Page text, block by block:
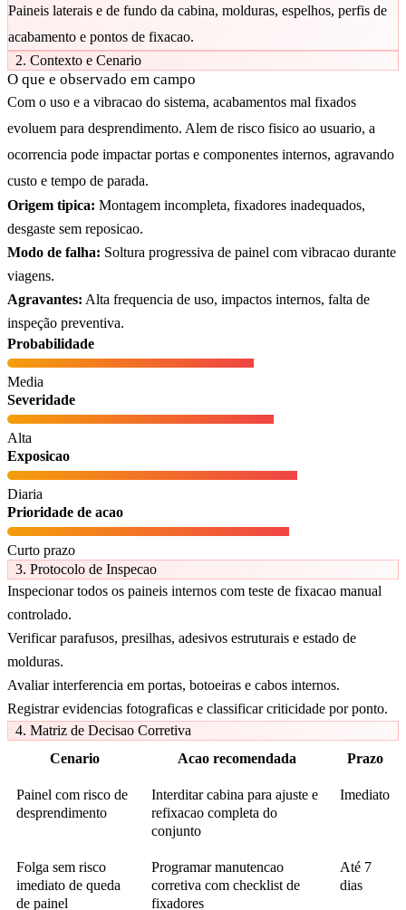
Paineis laterais e de fundo da cabina, molduras, espelhos, perfis de
acabamento e pontos de fixacao.
2. Contexto e Cenario
O que e observado em campo
Com o uso e a vibracao do sistema, acabamentos mal fixados
evoluem para desprendimento. Alem de risco fisico ao usuario, a
ocorrencia pode impactar portas e componentes internos, agravando
custo e tempo de parada.
Origem tipica: Montagem incompleta, fixadores inadequados,
desgaste sem reposicao.
Modo de falha: Soltura progressiva de painel com vibracao durante
viagens.
Agravantes: Alta frequencia de uso, impactos internos, falta de
inspeção preventiva.
Probabilidade
Media
Severidade
Alta
Exposicao
Diaria
Prioridade de acao
Curto prazo
3. Protocolo de Inspecao
Inspecionar todos os paineis internos com teste de fixacao manual
controlado.
Verificar parafusos, presilhas, adesivos estruturais e estado de
molduras.
Avaliar interferencia em portas, botoeiras e cabos internos.
Registrar evidencias fotograficas e classificar criticidade por ponto.
4. Matriz de Decisao Corretiva
Cenario
Acao recomendada Prazo
Painel com risco de
desprendimento
Interditar cabina para ajuste e
refixacao completa do
conjunto
Imediato
Folga sem risco
imediato de queda
de painel
Programar manutencao
corretiva com checklist de
fixadores
Até 7
dias